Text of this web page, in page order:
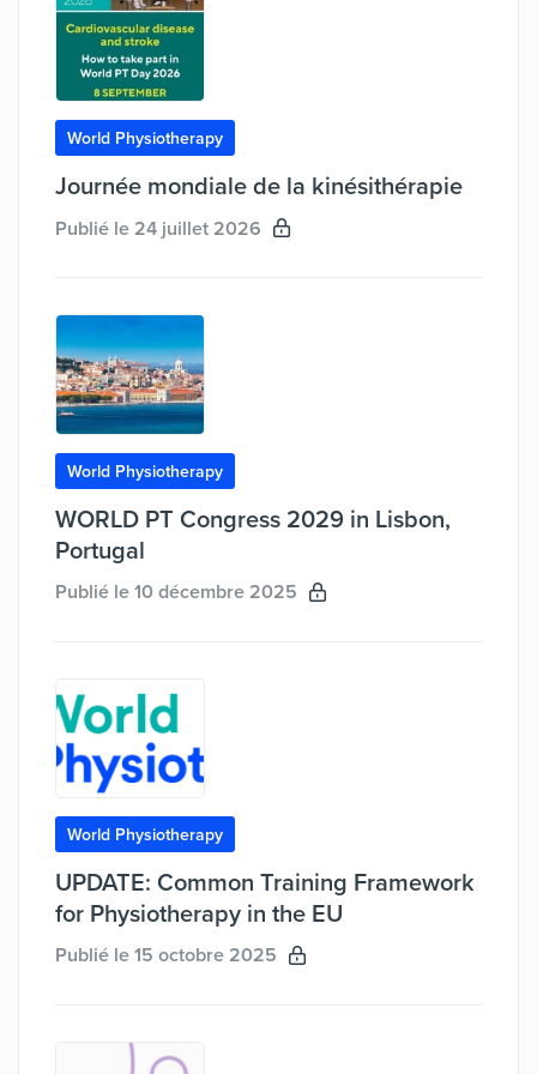
World Physiotherapy
Journée mondiale de la kinésithérapie
Publié le 24 juillet 2026
World Physiotherapy
WORLD PT Congress 2029 in Lisbon,
Portugal
Publié le 10 décembre 2025
World Physiotherapy
UPDATE: Common Training Framework
for Physiotherapy in the EU
Publié le 15 octobre 2025